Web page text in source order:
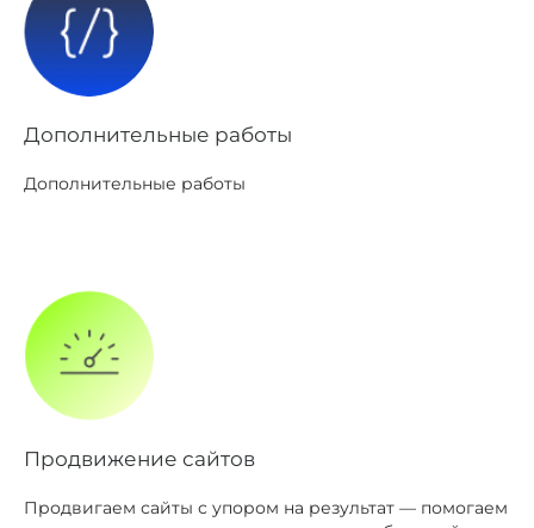
Дополнительные работы
Дополнительные работы
Продвижение сайтов
Продвигаем сайты с упором на результат — помогаем